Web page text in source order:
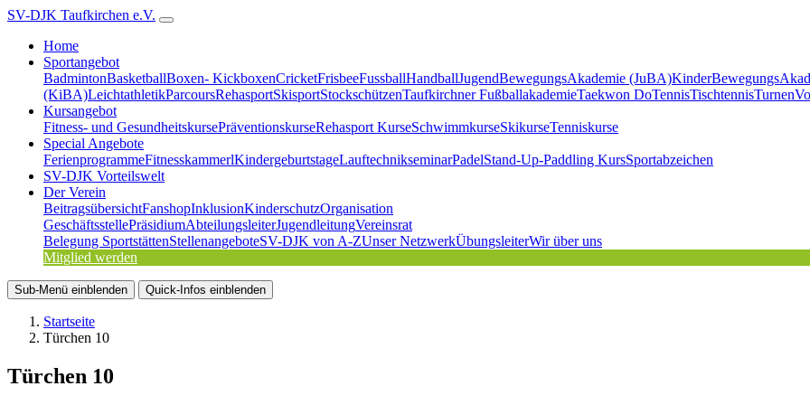
SV-DJK Taufkirchen e.V.
Home
Sportangebot
BadmintonBasketballBoxen- KickboxenCricketFrisbeeFussballHandballJugendBewegungsAkademie (JuBA)
(KiBA)LeichtathletikParcoursRehasportSkisportStockschützenTaufkirchner FußballakademieTaekwon DoTennisTischtennisTurnen
Kursangebot
Fitness- und GesundheitskursePräventionskurseRehasport KurseSchwimmkurseSkikurseTenniskurse
Special Angebote
FerienprogrammeFitnesskammerlKindergeburtstageLauftechnikseminarPadelStand-Up-Paddling KursSportabzeichen
SV-DJK Vorteilswelt
Der Verein
BeitragsübersichtFanshopInklusionKinderschutzOrganisation
GeschäftsstellePräsidiumAbteilungsleiterJugendleitungVereinsrat
Belegung SportstättenStellenangeboteSV-DJK von A-ZUnser NetzwerkÜbungsleiterWir über uns
Mitglied werden
Sub-Menü einblenden Quick-Infos einblenden
Startseite
Türchen 10
Türchen 10